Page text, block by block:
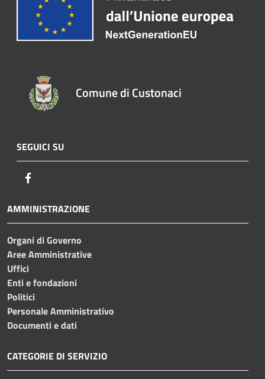
Comune di Custonaci
SEGUICI SU
AMMINISTRAZIONE
Organi di Governo
Aree Amministrative
Uffici
Enti e fondazioni
Politici
Personale Amministrativo
Documenti e dati
CATEGORIE DI SERVIZIO